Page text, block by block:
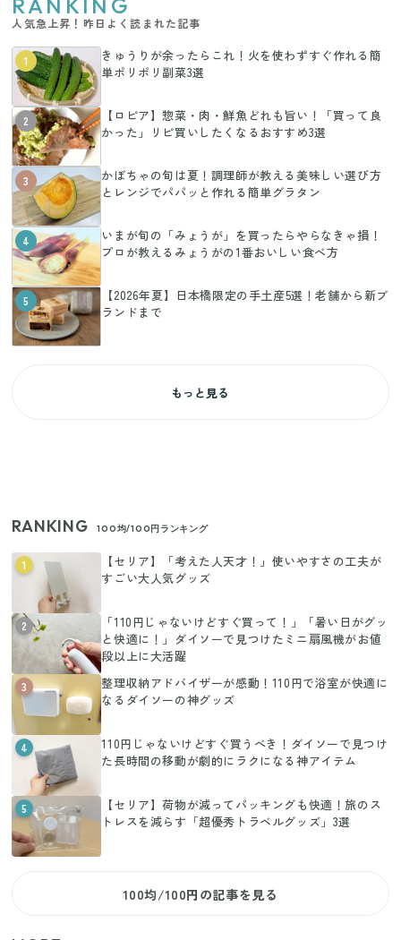
RANKING
人気急上昇！昨日よく読まれた記事
1
きゅうりが余ったらこれ！火を使わずすぐ作れる簡
単ポリポリ副菜3選
2
【ロピア】惣菜・肉・鮮魚どれも旨い！「買って良
かった」リピ買いしたくなるおすすめ3選
3
かぼちゃの旬は夏！調理師が教える美味しい選び方
とレンジでパパッと作れる簡単グラタン
4
いまが旬の「みょうが」を買ったらやらなきゃ損！
プロが教えるみょうがの1番おいしい食べ方
5
【2026年夏】日本橋限定の手土産5選！老舗から新ブ
ランドまで
もっと見る
RANKING 100均/100円ランキング
1
【セリア】「考えた人天才！」使いやすさの工夫が
すごい大人気グッズ
2
「110円じゃないけどすぐ買って！」「暑い日がグッ
と快適に！」ダイソーで見つけたミニ扇風機がお値
段以上に大活躍
3
整理収納アドバイザーが感動！110円で浴室が快適に
なるダイソーの神グッズ
4
110円じゃないけどすぐ買うべき！ダイソーで見つけ
た長時間の移動が劇的にラクになる神アイテム
5
【セリア】荷物が減ってパッキングも快適！旅のス
トレスを減らす「超優秀トラベルグッズ」3選
100均/100円の記事を見る